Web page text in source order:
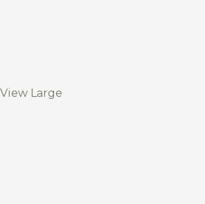
View Large